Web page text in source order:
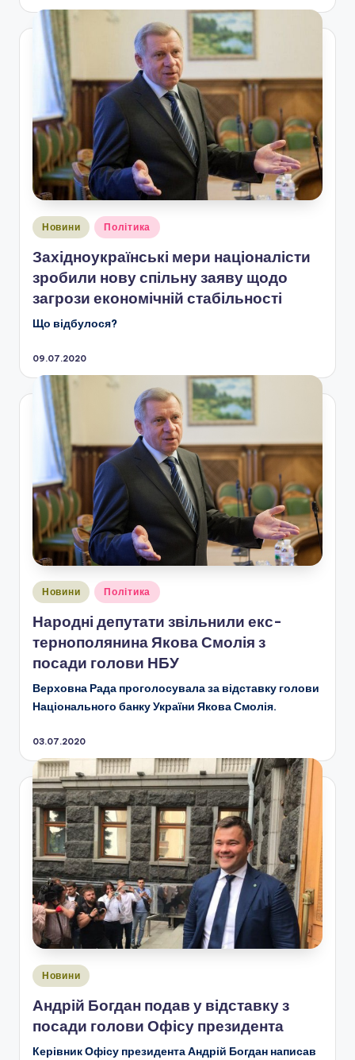
Опубліковано
Новини Політика
Західноукраїнські мери націоналісти
зробили нову спільну заяву щодо
загрози економічній стабільності
Що відбулося?
09.07.2020
Опубліковано
Новини Політика
Народні депутати звільнили екс-
тернополянина Якова Смолія з
посади голови НБУ
Верховна Рада проголосувала за відставку голови
Національного банку України Якова Смолія.
03.07.2020
Опубліковано
Новини
Андрій Богдан подав у відставку з
посади голови Офісу президента
Керівник Офісу президента Андрій Богдан написав